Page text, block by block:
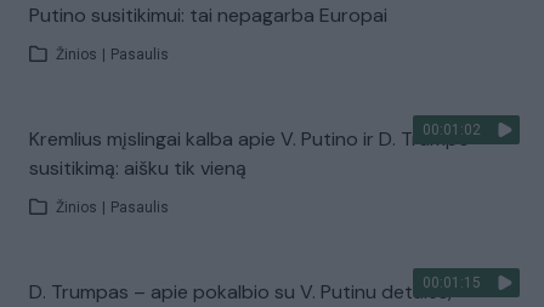
Putino susitikimui: tai nepagarba Europai
Žinios Pasaulis
00:01:02
Kremlius mįslingai kalba apie V. Putino ir D. Trumpo
susitikimą: aišku tik vieną
Žinios Pasaulis
00:01:15
D. Trumpas – apie pokalbio su V. Putinu detales,